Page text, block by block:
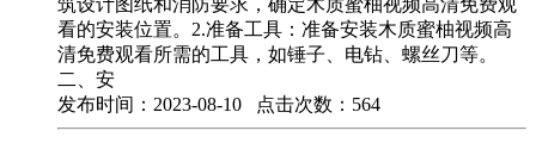
看的安装位置。2.准备工具：准备安装木质蜜柚视频高
清免费观看所需的工具，如锤子、电钻、螺丝刀等。
二、安
发布时间：2023-08-10 点击次数：564